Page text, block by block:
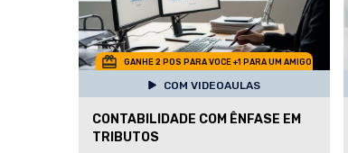
GANHE 2 POS PARA VOCE +1 PARA UM AMIGO
COM VIDEOAULAS
CONTABILIDADE COM ÊNFASE EM
TRIBUTOS